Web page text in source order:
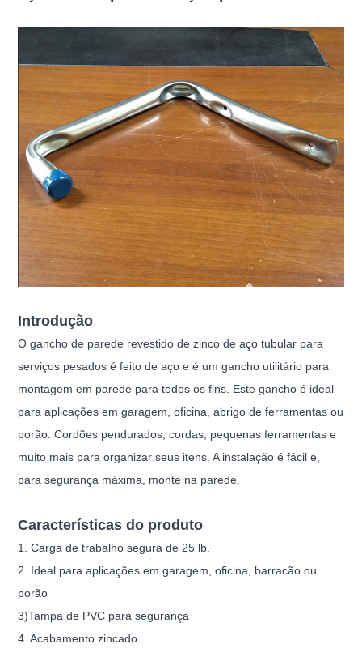
Introdução
O gancho de parede revestido de zinco de aço tubular para
serviços pesados é feito de aço e é um gancho utilitário para
montagem em parede para todos os fins. Este gancho é ideal
para aplicações em garagem, oficina, abrigo de ferramentas ou
porão. Cordões pendurados, cordas, pequenas ferramentas e
muito mais para organizar seus itens. A instalação é fácil e,
para segurança máxima, monte na parede.
Características do produto
1. Carga de trabalho segura de 25 lb.
2. Ideal para aplicações em garagem, oficina, barracão ou
porão
3)Tampa de PVC para segurança
4. Acabamento zincado